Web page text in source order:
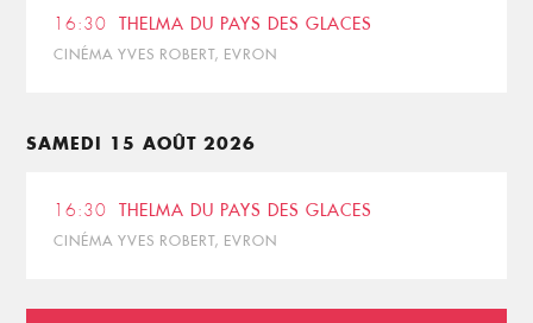
16:30 THELMA DU PAYS DES GLACES
CINÉMA YVES ROBERT, EVRON
SAMEDI 15 AOÛT 2026
16:30 THELMA DU PAYS DES GLACES
CINÉMA YVES ROBERT, EVRON